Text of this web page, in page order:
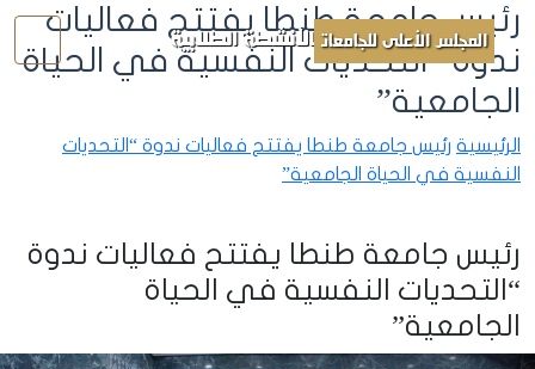
المجلس الأعلى للجامعات الأنشطة الطلابية
رئيس جامعة طنطا يفتتح فعاليات
ندوة “التحديات النفسية في الحياة
الجامعية”
الرئيسية رئيس جامعة طنطا يفتتح فعاليات ندوة “التحديات
النفسية في الحياة الجامعية”
رئيس جامعة طنطا يفتتح فعاليات ندوة
“التحديات النفسية في الحياة
الجامعية”